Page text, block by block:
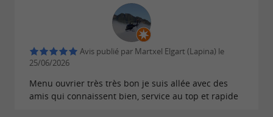
• Pensez aux burgers et pizzas à emporter pour
vos soirées en vacances. (le vendredi soir
• Faites une halte à Pau pour visiter son
et admirer la vue sur les Pyrénées.
Avis publié par Martxel Elgart (Lapina) le
25/06/2026
Menu ouvrier très très bon je suis allée avec des
amis qui connaissent bien, service au top et rapide